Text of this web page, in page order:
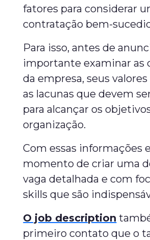
fatores para considerar
contratação bem-
Para isso, antes de
importante examinar as
da empresa, seus
as lacunas que devem
para alcançar os
organização.
Com essas informações
momento de criar uma
vaga detalhada e com
skills que são
O job description
primeiro contato que o